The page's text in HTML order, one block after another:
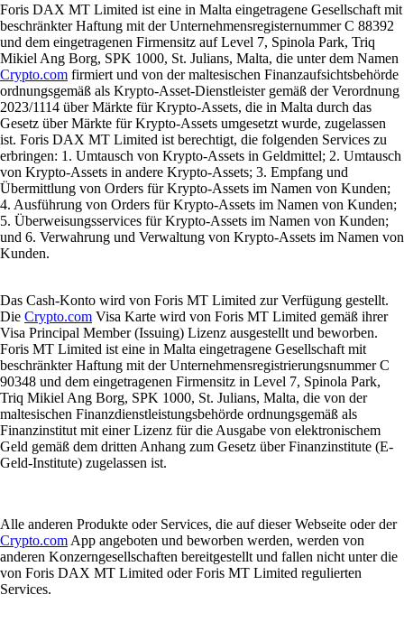
Foris DAX MT Limited ist eine in Malta eingetragene Gesellschaft mit
beschränkter Haftung mit der Unternehmensregisternummer C 88392
und dem eingetragenen Firmensitz auf Level 7, Spinola Park, Triq
Mikiel Ang Borg, SPK 1000, St. Julians, Malta, die unter dem Namen
Crypto.com firmiert und von der maltesischen Finanzaufsichtsbehörde
ordnungsgemäß als Krypto-Asset-Dienstleister gemäß der Verordnung
2023/1114 über Märkte für Krypto-Assets, die in Malta durch das
Gesetz über Märkte für Krypto-Assets umgesetzt wurde, zugelassen
ist. Foris DAX MT Limited ist berechtigt, die folgenden Services zu
erbringen: 1. Umtausch von Krypto-Assets in Geldmittel; 2. Umtausch
von Krypto-Assets in andere Krypto-Assets; 3. Empfang und
Übermittlung von Orders für Krypto-Assets im Namen von Kunden;
4. Ausführung von Orders für Krypto-Assets im Namen von Kunden;
5. Überweisungsservices für Krypto-Assets im Namen von Kunden;
und 6. Verwahrung und Verwaltung von Krypto-Assets im Namen von
Kunden.
Das Cash-Konto wird von Foris MT Limited zur Verfügung gestellt.
Die Crypto.com Visa Karte wird von Foris MT Limited gemäß ihrer
Visa Principal Member (Issuing) Lizenz ausgestellt und beworben.
Foris MT Limited ist eine in Malta eingetragene Gesellschaft mit
beschränkter Haftung mit der Unternehmensregistrierungsnummer C
90348 und dem eingetragenen Firmensitz in Level 7, Spinola Park,
Triq Mikiel Ang Borg, SPK 1000, St. Julians, Malta, die von der
maltesischen Finanzdienstleistungsbehörde ordnungsgemäß als
Finanzinstitut mit einer Lizenz für die Ausgabe von elektronischem
Geld gemäß dem dritten Anhang zum Gesetz über Finanzinstitute (E-
Geld-Institute) zugelassen ist.
Alle anderen Produkte oder Services, die auf dieser Webseite oder der
Crypto.com App angeboten und beworben werden, werden von
anderen Konzerngesellschaften bereitgestellt und fallen nicht unter die
von Foris DAX MT Limited oder Foris MT Limited regulierten
Services.